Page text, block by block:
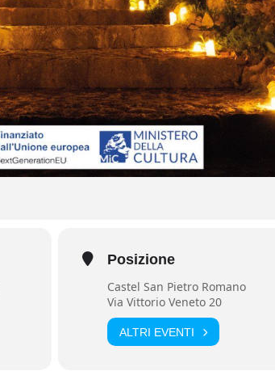
Posizione
Castel San Pietro Romano
Via Vittorio Veneto 20
ALTRI EVENTI